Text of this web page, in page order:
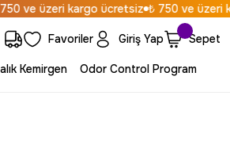
ve üzeri kargo ücretsiz ₺ 750 ve üzeri
Favoriler Giriş Yap Sepet
Kemirgen Odor Control Program